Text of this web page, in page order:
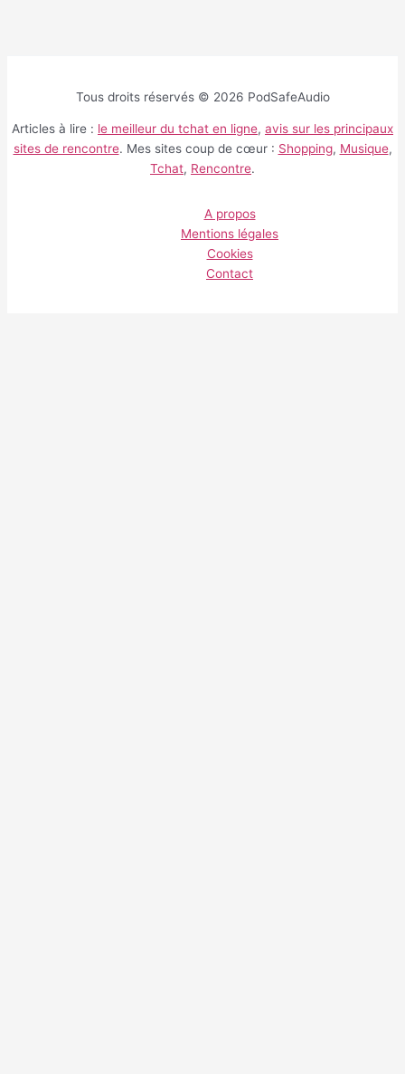
Tous droits réservés © 2026 PodSafeAudio
Articles à lire : le meilleur du tchat en ligne, avis sur les principaux
sites de rencontre. Mes sites coup de cœur : Shopping, Musique,
Tchat, Rencontre.
A propos
Mentions légales
Cookies
Contact